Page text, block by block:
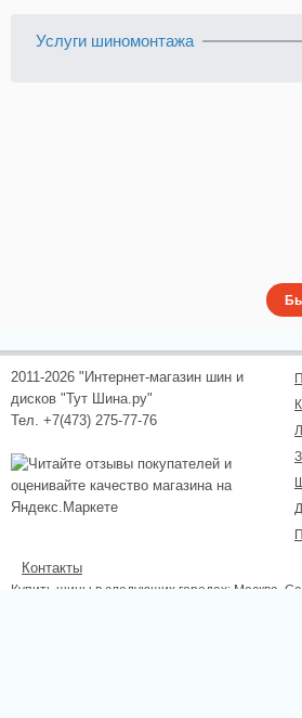
Услуги шиномонтажа
2011-2026 "Интернет-магазин шин и
дисков "Тут Шина.ру"
Тел. +7(473) 275-77-76
Контакты
Купить шины в следующих городах: Москва ,